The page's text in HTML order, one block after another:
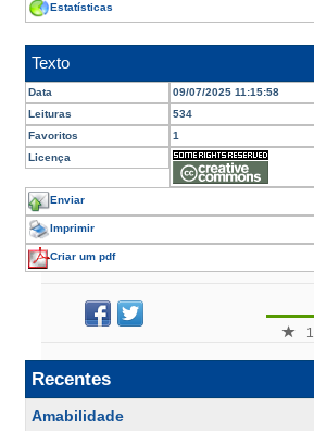
Estatísticas
Texto
Data
09/07/2025 11:15:58
Leituras
534
Favoritos
1
Licença
Enviar
Imprimir
Criar um pdf
1
Recentes
Amabilidade